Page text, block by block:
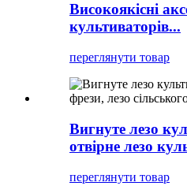
Високоякісні
культиваторів...
переглянути товар
Вигнуте лезо
отвірне лезо
переглянути товар